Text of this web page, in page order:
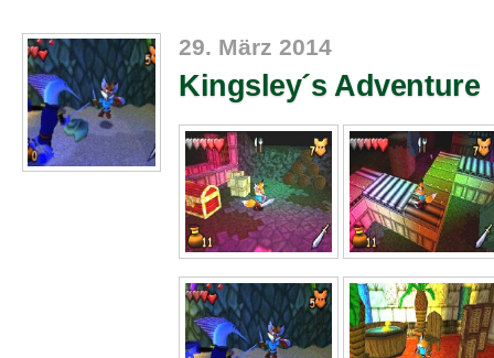
29. März 2014
Kingsley´s Adventure